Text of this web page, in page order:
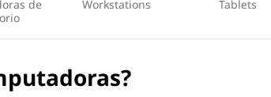
de
Workstations Tablets